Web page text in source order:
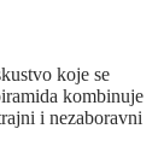
koje se
kombinuje
i nezaboravni